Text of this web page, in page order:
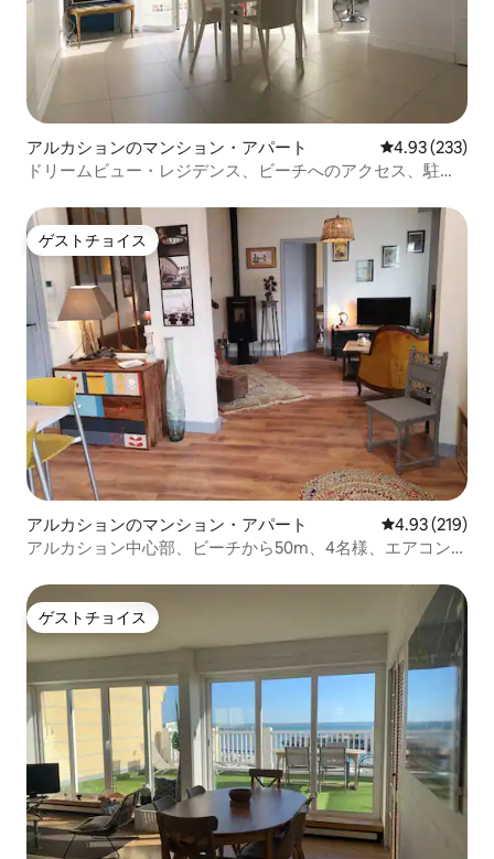
アルカションのマンション・アパート レビュー233
4.93 (233)
ドリームビュー・レジデンス、ビーチへのアクセス、駐車
ゲストチョイス
ゲストチョイス
アルカションのマンション・アパート レビュー219
4.93 (219)
アルカション中心部、ビーチから50m、4名様、エアコン、
ゲストチョイス
ゲストチョイス